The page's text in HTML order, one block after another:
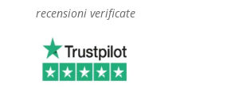
recensioni verificate